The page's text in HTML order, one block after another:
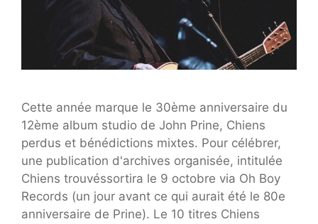
Cette année marque le 30ème anniversaire du
12ème album studio de John Prine, Chiens
perdus et bénédictions mixtes. Pour célébrer,
une publication d'archives organisée, intitulée
Chiens trouvéssortira le 9 octobre via Oh Boy
Records (un jour avant ce qui aurait été le 80e
anniversaire de Prine). Le 10 titres Chiens